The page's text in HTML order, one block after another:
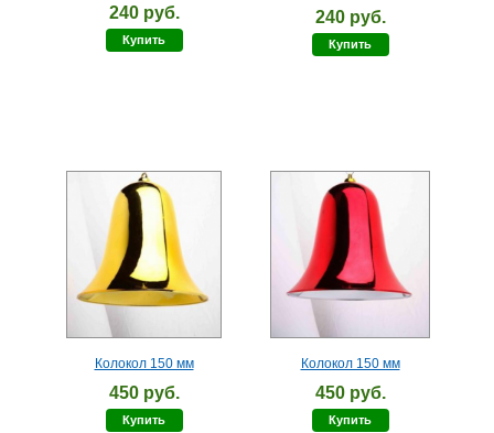
240 руб.
Купить
240 руб.
Купить
Колокол 150 мм
450 руб.
Купить
Колокол 150 мм
450 руб.
Купить